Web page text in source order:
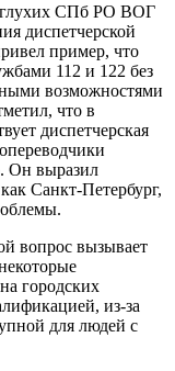
глухих СПб РО ВОГ
диспетчерской
пример, что
112 и 122 без
возможностями
что в
диспетчерская
Он выразил
Санкт-Петербург,
вопрос вызывает
городских
из-за
для людей с